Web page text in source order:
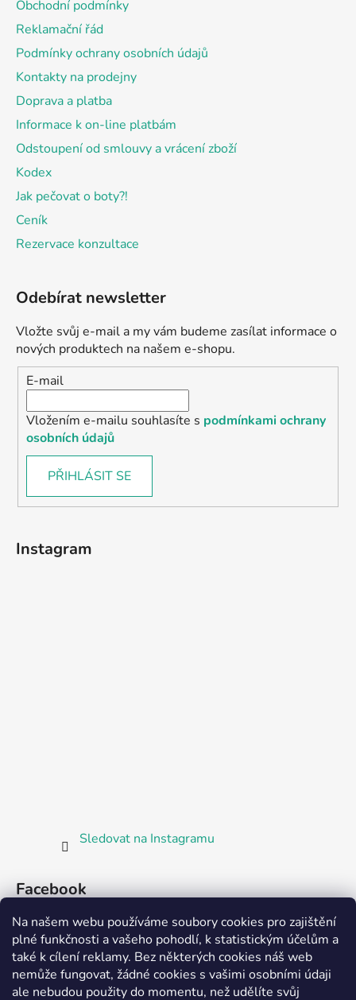
Na našem webu používáme soubory cookies pro zajištění
plné funkčnosti a vašeho pohodlí, k statistickým účelům a
také k cílení reklamy. Bez některých cookies náš web
nemůže fungovat, žádné cookies s vašimi osobními údaji
ale nebudou použity do momentu, než udělíte svůj
Obchodní podmínky
Reklamační řád
Podmínky ochrany osobních údajů
Kontakty na prodejny
Doprava a platba
Informace k on-line platbám
Odstoupení od smlouvy a vrácení zboží
Kodex
Jak pečovat o boty?!
Ceník
Rezervace konzultace
Odebírat newsletter
Vložte svůj e-mail a my vám budeme zasílat informace o
nových produktech na našem e-shopu.
E-mail
Vložením e-mailu souhlasíte s podmínkami ochrany
osobních údajů
PŘIHLÁSIT SE
Instagram
Sledovat na Instagramu
Facebook